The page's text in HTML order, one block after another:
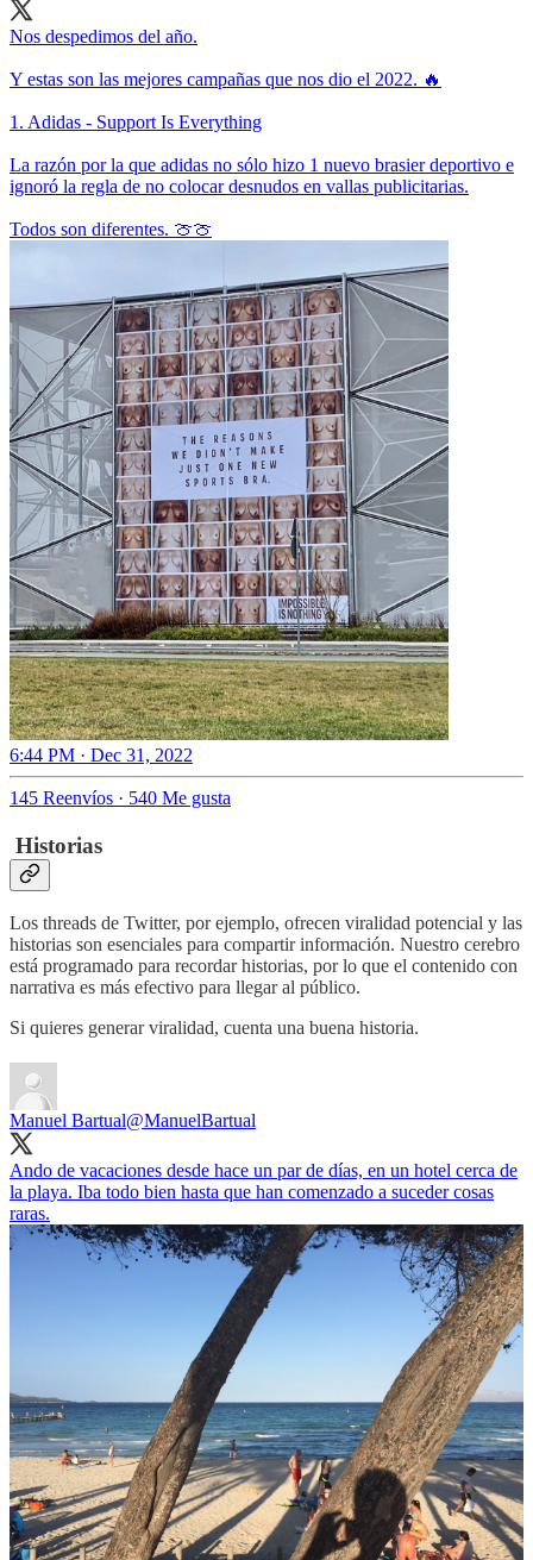
Nos despedimos del año.
Y estas son las mejores campañas que nos dio el 2022. 🔥
1. Adidas - Support Is Everything
La razón por la que adidas no sólo hizo 1 nuevo brasier deportivo e
ignoró la regla de no colocar desnudos en vallas publicitarias.
Todos son diferentes. 🍈🍈
6:44 PM · Dec 31, 2022
145 Reenvíos · 540 Me gusta
Historias
Los threads de Twitter, por ejemplo, ofrecen viralidad potencial y las
historias son esenciales para compartir información. Nuestro cerebro
está programado para recordar historias, por lo que el contenido con
narrativa es más efectivo para llegar al público.
Si quieres generar viralidad, cuenta una buena historia.
Manuel Bartual@ManuelBartual
Ando de vacaciones desde hace un par de días, en un hotel cerca de
la playa. Iba todo bien hasta que han comenzado a suceder cosas
raras.